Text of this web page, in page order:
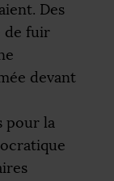
Des
de fuir
devant
pour la